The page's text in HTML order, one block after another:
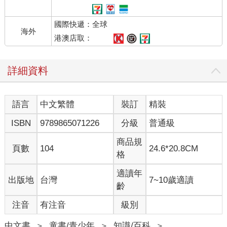
海外
國際快遞：全球
港澳店取：
詳細資料
語言 中文繁體 裝訂
精裝
ISBN
9789865071226 分級 普通級
頁數 104
商品規
格
24.6*20.8CM
出版地 台灣
適讀年
齡
7~10歲適讀
注音 有注音 級別